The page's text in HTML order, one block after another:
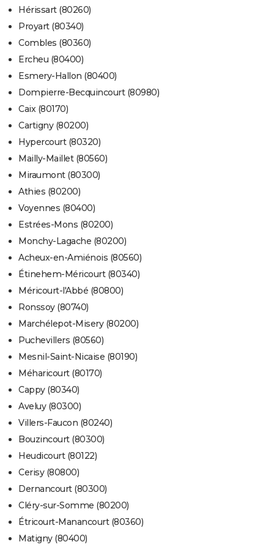
Hérissart (80260)
Proyart (80340)
Combles (80360)
Ercheu (80400)
Esmery-Hallon (80400)
Dompierre-Becquincourt (80980)
Caix (80170)
Cartigny (80200)
Hypercourt (80320)
Mailly-Maillet (80560)
Miraumont (80300)
Athies (80200)
Voyennes (80400)
Estrées-Mons (80200)
Monchy-Lagache (80200)
Acheux-en-Amiénois (80560)
Étinehem-Méricourt (80340)
Méricourt-l'Abbé (80800)
Ronssoy (80740)
Marchélepot-Misery (80200)
Puchevillers (80560)
Mesnil-Saint-Nicaise (80190)
Méharicourt (80170)
Cappy (80340)
Aveluy (80300)
Villers-Faucon (80240)
Bouzincourt (80300)
Heudicourt (80122)
Cerisy (80800)
Dernancourt (80300)
Cléry-sur-Somme (80200)
Étricourt-Manancourt (80360)
Matigny (80400)